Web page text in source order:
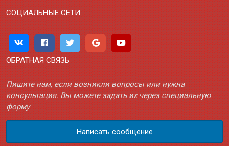
СОЦИАЛЬНЫЕ СЕТИ
ОБРАТНАЯ СВЯЗЬ
Пишите нам, если возникли вопросы или нужна
консультация. Вы можете задать их через специальную
форму
Написать сообщение